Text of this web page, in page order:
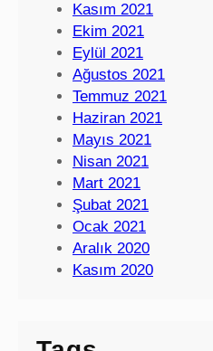
Kasım 2021
Ekim 2021
Eylül 2021
Ağustos 2021
Temmuz 2021
Haziran 2021
Mayıs 2021
Nisan 2021
Mart 2021
Şubat 2021
Ocak 2021
Aralık 2020
Kasım 2020